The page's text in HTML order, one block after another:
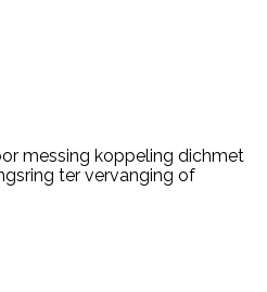
messing koppeling dichmet
ter vervanging of